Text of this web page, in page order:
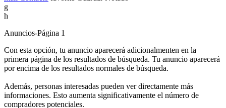
g
h
Anuncios-Página 1
Con esta opción, tu anuncio aparecerá adicionalmenten en la
primera página de los resultados de búsqueda. Tu anuncio aparecerá
por encima de los resultados normales de búsqueda.
Además, personas interesadas pueden ver directamente más
informaciones. Esto aumenta significativamente el número de
compradores potenciales.